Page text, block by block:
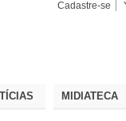
Cadastre-se
MIDIATECA